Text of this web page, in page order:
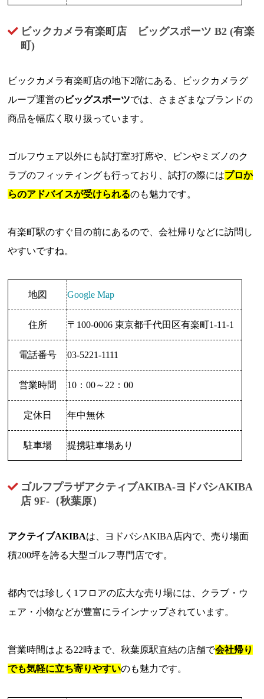
ビックカメラ有楽町店 ビッグスポーツ B2 (有楽
町)
ビックカメラ有楽町店の地下2階にある、ビックカメラグ
ループ運営のビッグスポーツでは、さまざまなブランドの
商品を幅広く取り扱っています。
ゴルフウェア以外にも試打室3打席や、ピンやミズノのク
ラブのフィッティングも行っており、試打の際にはプロか
らのアドバイスが受けられるのも魅力です。
有楽町駅のすぐ目の前にあるので、会社帰りなどに訪問し
やすいですね。
地図 Google Map
住所 〒100-0006 東京都千代田区有楽町1-11-1
電話番号 03-5221-1111
営業時間 10：00～22：00
定休日 年中無休
駐車場 提携駐車場あり
ゴルフプラザアクティブAKIBA-ヨドバシAKIBA
店 9F-（秋葉原）
アクテイブAKIBAは、ヨドバシAKIBA店内で、売り場面
積200坪を誇る大型ゴルフ専門店です。
都内では珍しく1フロアの広大な売り場には、クラブ・ウ
ェア・小物などが豊富にラインナップされています。
営業時間はよる22時まで、秋葉原駅直結の店舗で会社帰り
でも気軽に立ち寄りやすいのも魅力です。